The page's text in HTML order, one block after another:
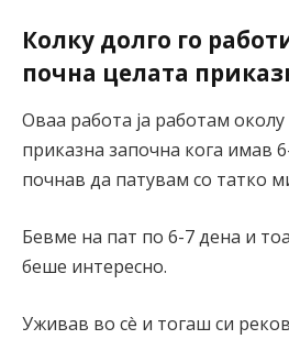
Колку долго го
почна целата
Оваа работа ја работам
приказна започна кога имав
почнав да патувам со татко
Бевме на пат по 6-7 дена и
беше интересно.
Уживав во сè и тогаш си